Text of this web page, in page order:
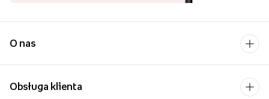
ważna. Fotoksiążka to także idealny prezent dla bliskiej osoby,
której chcesz podarować coś szczególnego. Fotoksiążkę
online.
O nas
Obsługa klienta